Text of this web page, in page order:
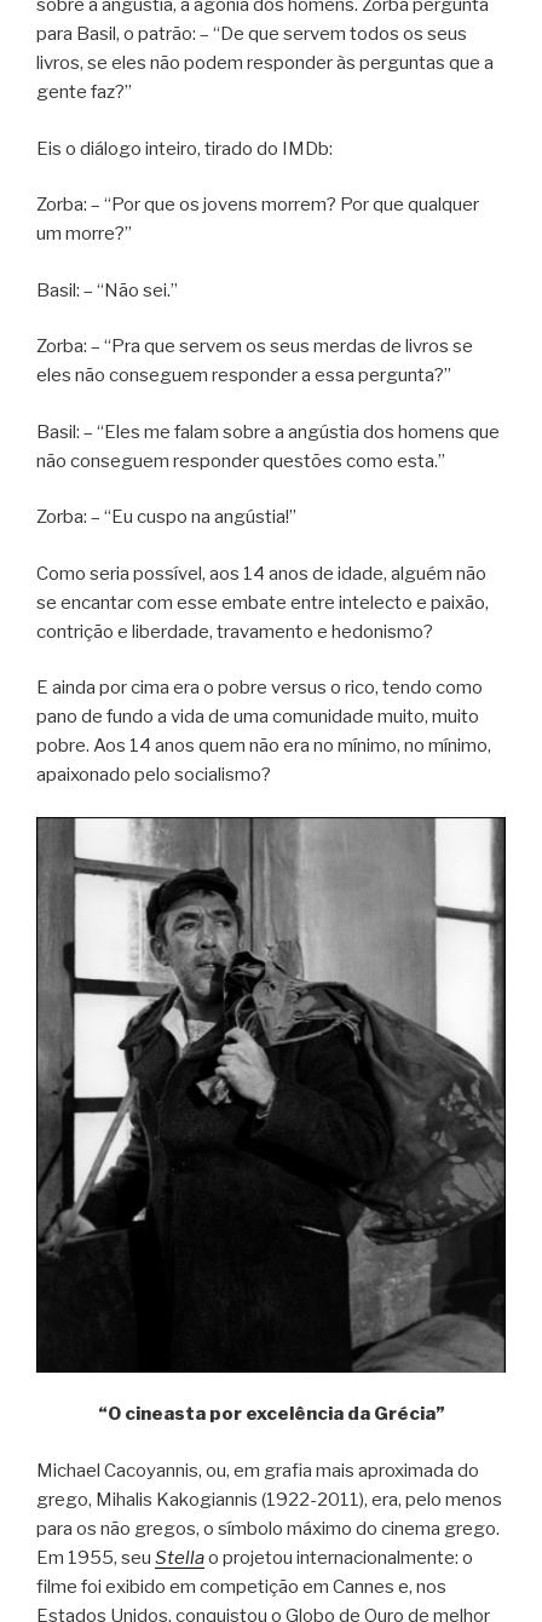
sobre a angústia, a agonia dos homens. Zorba pergunta
para Basil, o patrão: – “De que servem todos os seus
livros, se eles não podem responder às perguntas que a
gente faz?”
Eis o diálogo inteiro, tirado do IMDb:
Zorba: – “Por que os jovens morrem? Por que qualquer
um morre?”
Basil: – “Não sei.”
Zorba: – “Pra que servem os seus merdas de livros se
eles não conseguem responder a essa pergunta?”
Basil: – “Eles me falam sobre a angústia dos homens que
não conseguem responder questões como esta.”
Zorba: – “Eu cuspo na angústia!”
Como seria possível, aos 14 anos de idade, alguém não
se encantar com esse embate entre intelecto e paixão,
contrição e liberdade, travamento e hedonismo?
E ainda por cima era o pobre versus o rico, tendo como
pano de fundo a vida de uma comunidade muito, muito
pobre. Aos 14 anos quem não era no mínimo, no mínimo,
apaixonado pelo socialismo?
“O cineasta por excelência da Grécia”
Michael Cacoyannis, ou, em grafia mais aproximada do
grego, Mihalis Kakogiannis (1922-2011), era, pelo menos
para os não gregos, o símbolo máximo do cinema grego.
Em 1955, seu Stellao projetou internacionalmente: o
filme foi exibido em competição em Cannes e, nos
Estados Unidos, conquistou o Globo de Ouro de melhor